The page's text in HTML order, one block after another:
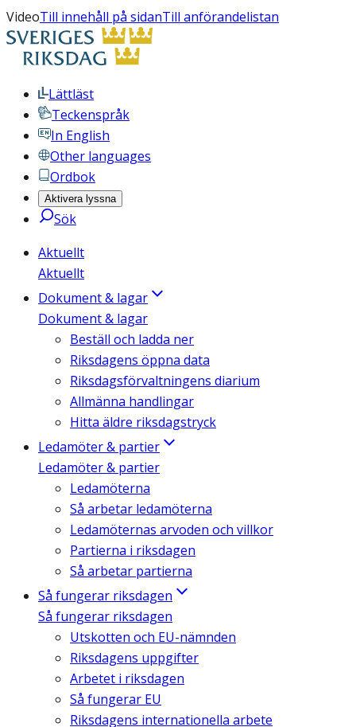
VideoTill innehåll på sidanTill anförandelistan
Lättläst
Teckenspråk
In English
Other languages
Ordbok
Aktivera lyssna
Sök
Aktuellt
Aktuellt
Dokument & lagar
Dokument & lagar
Beställ och ladda ner
Riksdagens öppna data
Riksdagsförvaltningens diarium
Allmänna handlingar
Hitta äldre riksdagstryck
Ledamöter & partier
Ledamöter & partier
Ledamöterna
Så arbetar ledamöterna
Ledamöternas arvoden och villkor
Partierna i riksdagen
Så arbetar partierna
Så fungerar riksdagen
Så fungerar riksdagen
Utskotten och EU-nämnden
Riksdagens uppgifter
Arbetet i riksdagen
Så fungerar EU
Riksdagens internationella arbete